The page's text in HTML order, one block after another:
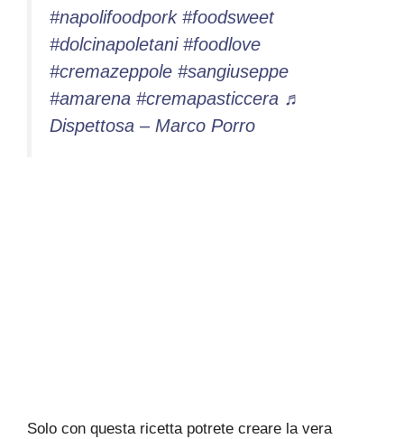
#napolifoodpork #foodsweet
#dolcinapoletani #foodlove
#cremazeppole #sangiuseppe
#amarena #cremapasticcera ♬
Dispettosa – Marco Porro
Solo con questa ricetta potrete creare la vera